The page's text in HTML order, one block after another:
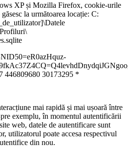
XP și Mozilla Firefox, cookie-urile
la următoarea locație: C:
446809680 30173295 *
mai rapidă și mai ușoară între
exemplu, în momentul autentificării
web, datele de autentificare sunt
utilizatorul poate accesa respectivul
din nou.